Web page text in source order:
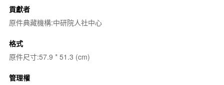
貢獻者
原件典藏機構:中研院人社中心
格式
原件尺寸:57.9 * 51.3 (cm)
管理權